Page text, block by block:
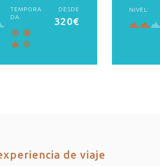
TEMPORA
DA:
DESDE
320€
NIVEL:
de viaje